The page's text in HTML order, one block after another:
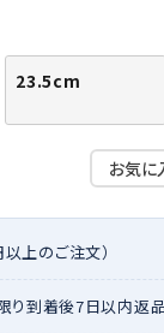
23.5cm
お気に
以上のご注文）
り到着後7日以内返